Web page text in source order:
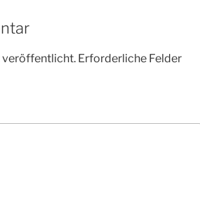
veröffentlicht. Erforderliche Felder